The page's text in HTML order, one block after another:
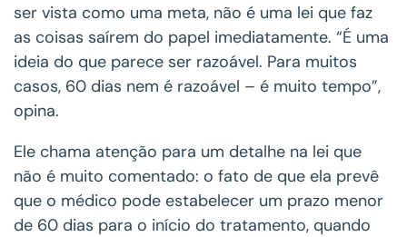
ser vista como uma meta, não é uma lei que faz
as coisas saírem do papel imediatamente. “É uma
ideia do que parece ser razoável. Para muitos
casos, 60 dias nem é razoável – é muito tempo”,
opina.
Ele chama atenção para um detalhe na lei que
não é muito comentado: o fato de que ela prevê
que o médico pode estabelecer um prazo menor
de 60 dias para o início do tratamento, quando